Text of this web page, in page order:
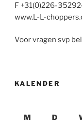
F +31(0)226-
www.L-L-
Voor vragen svp
KALENDER
M
D